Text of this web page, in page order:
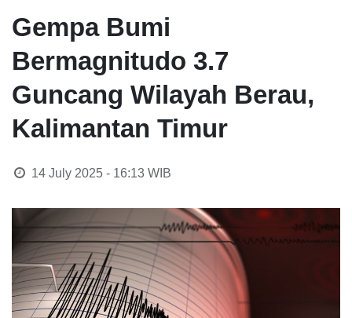
Gempa Bumi
Bermagnitudo 3.7
Guncang Wilayah Berau,
Kalimantan Timur
14 July 2025 - 16:13WIB